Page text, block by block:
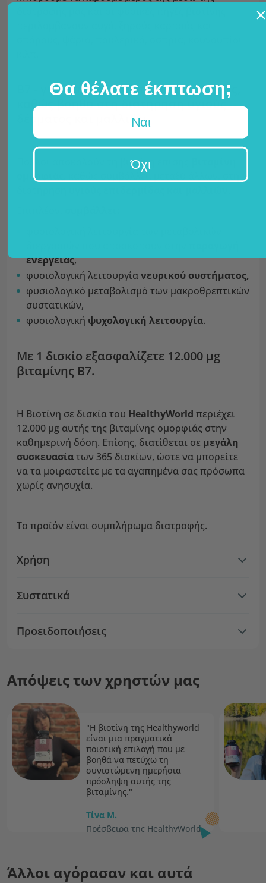
Β7 - γνωστή και ως βιταμίνη ομορφιάς,
καθώς βοηθά στη διατήρηση υγιούς
δέρματος και μαλλιών.
Πολλοί αποκαλούν τη βιοτίνη επίσης
ομορφιάς
, καθώς συμβάλλει, μεταξύ άλλων, στη
ενέργειας,
φυσιολογική λειτουργίανευρικού συστήματος,
φυσιολογικό μεταβολισμό των μακροθρεπτικών
συστατικών,
φυσιολογική ψυχολογική λειτουργία.
Με 1 δισκίο εξασφαλίζετε 12.000 µg
βιταμίνης Β7.
Η Βιοτίνη σε δισκία του HealthyWorld περιέχει
12.000 µg αυτής της βιταμίνης ομορφιάς στην
καθημερινή δόση. Επίσης, διατίθεται σε μεγάλη
συσκευασίατων 365 δισκίων, ώστε να μπορείτε
να τα μοιραστείτε με τα αγαπημένα σας πρόσωπα
χωρίς ανησυχία.
Το προϊόν είναι συμπλήρωμα διατροφής.
Χρήση
Συστατικά
Προειδοποιήσεις
Απόψεις των χρηστών μας
"Η βιοτίνη της Healthyworld
είναι μια πραγματικά
ποιοτική επιλογή που με
βοηθά να πετύχω τη
συνιστώμενη ημερήσια
πρόσληψη αυτής της
βιταμίνης."
Τίνα Μ.
Πρέσβειρα της HealthyWorld
Άλλοι αγόρασαν και αυτά
Θα θέλατε έκπτωση;
Ναι
Όχι